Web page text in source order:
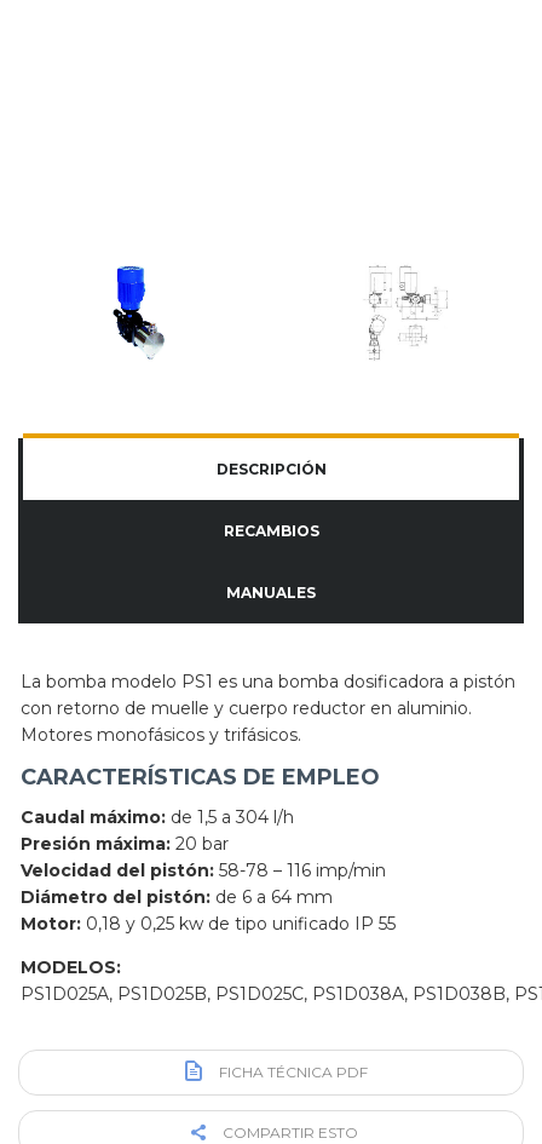
DESCRIPCIÓN
RECAMBIOS
MANUALES
La bomba modelo PS1 es una bomba dosificadora a pistón
con retorno de muelle y cuerpo reductor en aluminio.
Motores monofásicos y trifásicos.
CARACTERÍSTICAS DE EMPLEO
Caudal máximo: de 1,5 a 304 l/h
Presión máxima: 20 bar
Velocidad del pistón: 58-78 – 116 imp/min
Diámetro del pistón: de 6 a 64 mm
Motor: 0,18 y 0,25 kw de tipo unificado IP 55
MODELOS:
PS1D025A, PS1D025B, PS1D025C, PS1D038A, PS1D038B,
FICHA TÉCNICA PDF
COMPARTIR ESTO